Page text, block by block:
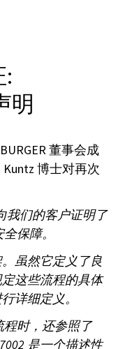
:
明
董事会成
Kuntz 博士对再次
我们的客户证明了
保障。
。虽然它定义了良
这些流程的具体
详细定义。
程时，还参照了
是一个描述性